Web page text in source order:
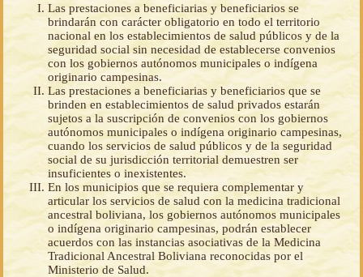
Las prestaciones a beneficiarias y beneficiarios se
brindarán con carácter obligatorio en todo el territorio
nacional en los establecimientos de salud públicos y de la
seguridad social sin necesidad de establecerse convenios
con los gobiernos autónomos municipales o indígena
originario campesinas.
Las prestaciones a beneficiarias y beneficiarios que se
brinden en establecimientos de salud privados estarán
sujetos a la suscripción de convenios con los gobiernos
autónomos municipales o indígena originario campesinas,
cuando los servicios de salud públicos y de la seguridad
social de su jurisdicción territorial demuestren ser
insuficientes o inexistentes.
En los municipios que se requiera complementar y
articular los servicios de salud con la medicina tradicional
ancestral boliviana, los gobiernos autónomos municipales
o indígena originario campesinas, podrán establecer
acuerdos con las instancias asociativas de la Medicina
Tradicional Ancestral Boliviana reconocidas por el
Ministerio de Salud.